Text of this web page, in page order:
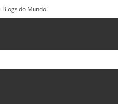
Blogs do Mundo!